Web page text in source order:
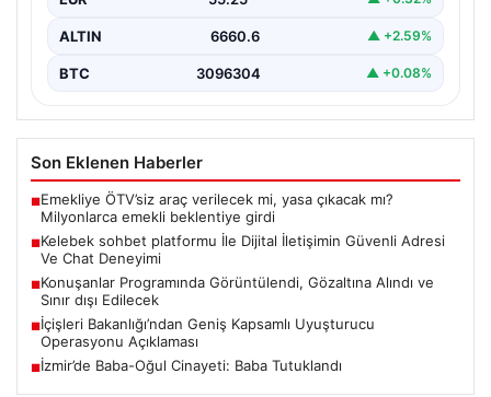
ALTIN 6660.6 ▲ +2.59%
BTC 3096304 ▲ +0.08%
Son Eklenen Haberler
■Emekliye ÖTV’siz araç verilecek mi, yasa çıkacak mı?
Milyonlarca emekli beklentiye girdi
■Kelebek sohbet platformu İle Dijital İletişimin Güvenli Adresi
Ve Chat Deneyimi
■Konuşanlar Programında Görüntülendi, Gözaltına Alındı ve
Sınır dışı Edilecek
■İçişleri Bakanlığı’ndan Geniş Kapsamlı Uyuşturucu
Operasyonu Açıklaması
■İzmir’de Baba-Oğul Cinayeti: Baba Tutuklandı